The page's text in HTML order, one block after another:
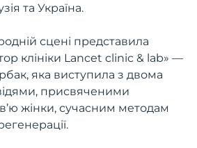
та Україна.
сцені представила
клініки Lancet clinic & lab» —
яка виступила з двома
присвяченими
жінки, сучасним методам